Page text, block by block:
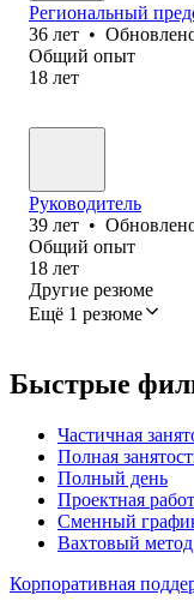
Региональный
36 лет •
Общий опыт
18 лет
Руководитель
39 лет •
Общий опыт
18 лет
Другие резюме
Ещё 1 резюме
Быстрые
Частичная
Полная
Полный день
Проектная
Сменный
Вахтовый метод
Корпоративная